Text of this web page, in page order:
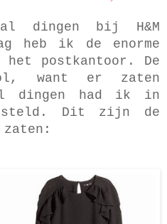
dingen bij H&M
heb ik de enorme
het postkantoor. De
want er zaten
dingen had ik in
Dit zijn de